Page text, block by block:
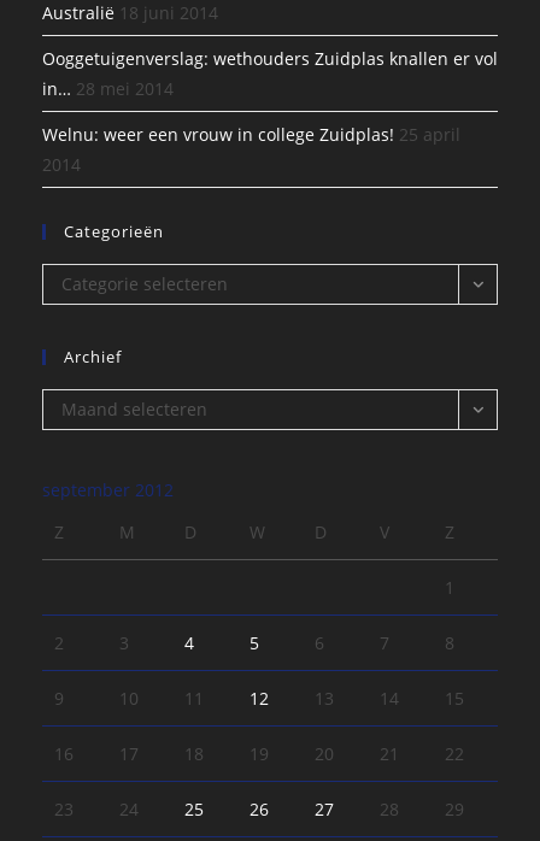
Australië 18 juni 2014
Ooggetuigenverslag: wethouders Zuidplas knallen er vol
in… 28 mei 2014
Welnu: weer een vrouw in college Zuidplas! 25 april
2014
Categorieën
Categorieën
Categorie selecteren
Archief
Archief
Maand selecteren
september 2012
Z
M D W D V Z
1
2 3 4 5 6 7 8
9 10 11 12 13 14 15
16 17 18 19 20 21 22
23 24 25 26 27 28 29